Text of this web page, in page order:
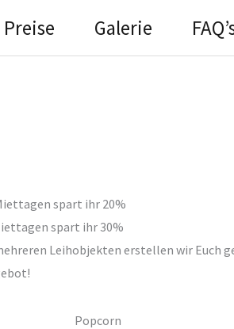
Preise Galerie
spart ihr 20%
spart ihr 30%
Leihobjekten erstellen wir Euch
Popcorn